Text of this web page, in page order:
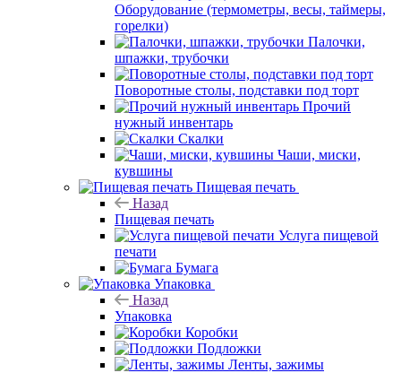
Оборудование (термометры, весы, таймеры,
горелки)
Палочки,
шпажки, трубочки
Поворотные столы, подставки под торт
Прочий
нужный инвентарь
Скалки
Чаши, миски,
кувшины
Пищевая печать
Назад
Пищевая печать
Услуга пищевой
печати
Бумага
Упаковка
Назад
Упаковка
Коробки
Подложки
Ленты, зажимы